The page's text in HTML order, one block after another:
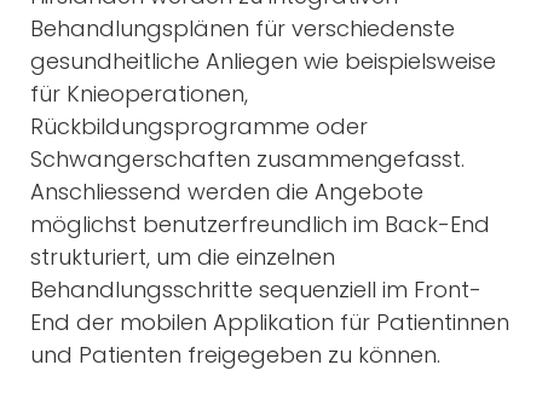
Behandlungsplänen für verschiedenste
gesundheitliche Anliegen wie beispielsweise
für Knieoperationen,
Rückbildungsprogramme oder
Schwangerschaften zusammengefasst.
Anschliessend werden die Angebote
möglichst benutzerfreundlich im Back-End
strukturiert, um die einzelnen
Behandlungsschritte sequenziell im Front-
End der mobilen Applikation für Patientinnen
und Patienten freigegeben zu können.